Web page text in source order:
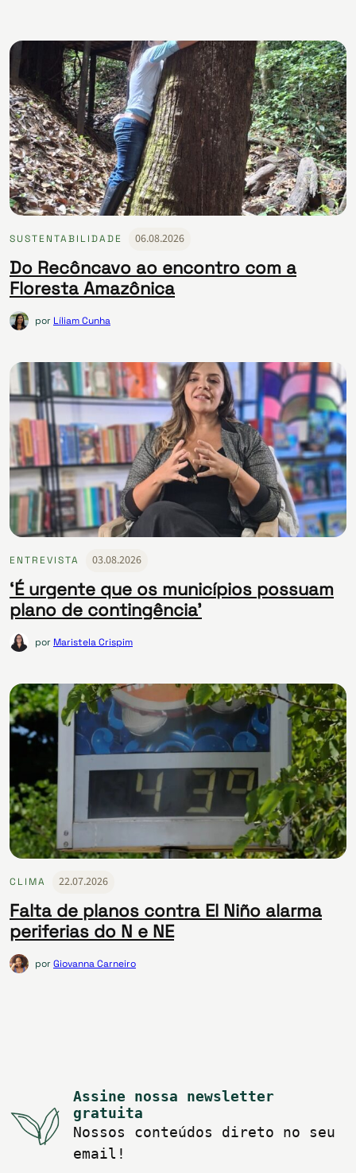
SUSTENTABILIDADE 06.08.2026
Do Recôncavo ao encontro com a
Floresta Amazônica
por Líliam Cunha
ENTREVISTA 03.08.2026
‘É urgente que os municípios possuam
plano de contingência’
por Maristela Crispim
CLIMA 22.07.2026
Falta de planos contra El Niño alarma
periferias do N e NE
porGiovanna Carneiro
Assine nossa newsletter
gratuita
Nossos conteúdos direto no seu
email!